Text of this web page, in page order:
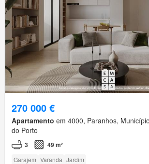
270 000 €
Apartamento em 4000, Paranhos,
do Porto
3 49 m²
Garajem Varanda Jardim